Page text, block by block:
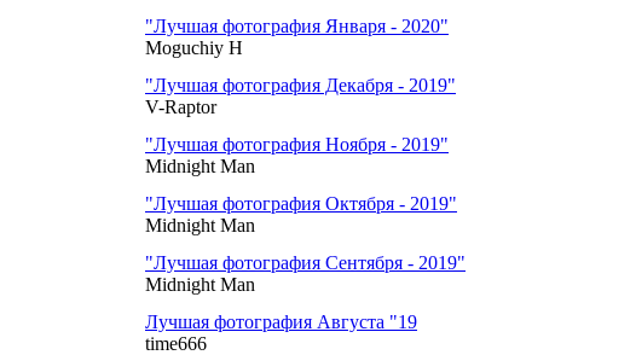
"Лучшая фотография Января - 2020"
Moguchiy H
"Лучшая фотография Декабря - 2019"
V-Raptor
"Лучшая фотография Ноября - 2019"
Midnight Man
"Лучшая фотография Октября - 2019"
Midnight Man
"Лучшая фотография Сентября - 2019"
Midnight Man
Лучшая фотография Августа "19
time666